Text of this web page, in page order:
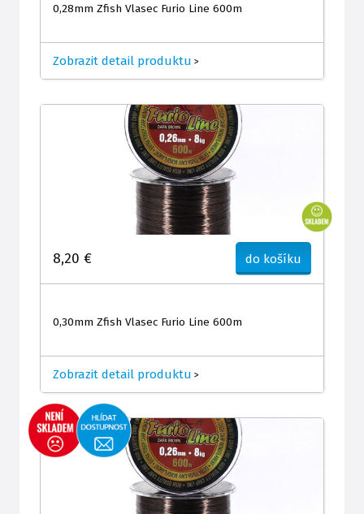
0,28mm Zfish Vlasec Furio Line 600m
Zobrazit detail produktu >
8,20 € do košíku
0,30mm Zfish Vlasec Furio Line 600m
Zobrazit detail produktu >